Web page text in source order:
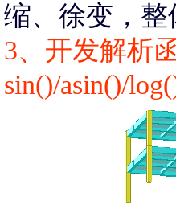
缩、徐变，
3、开发解析
sin()/asin()/